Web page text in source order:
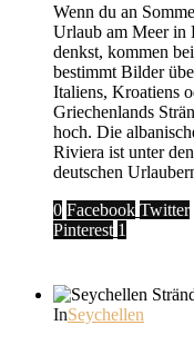
Wenn du an
Urlaub am Meer in
denkst, kommen
bestimmt Bilder
Italiens, Kroatiens
Griechenlands
hoch. Die
Riviera ist unter den
deutschen
0 Facebook Twitter
Pinterest 1
InSeychellen